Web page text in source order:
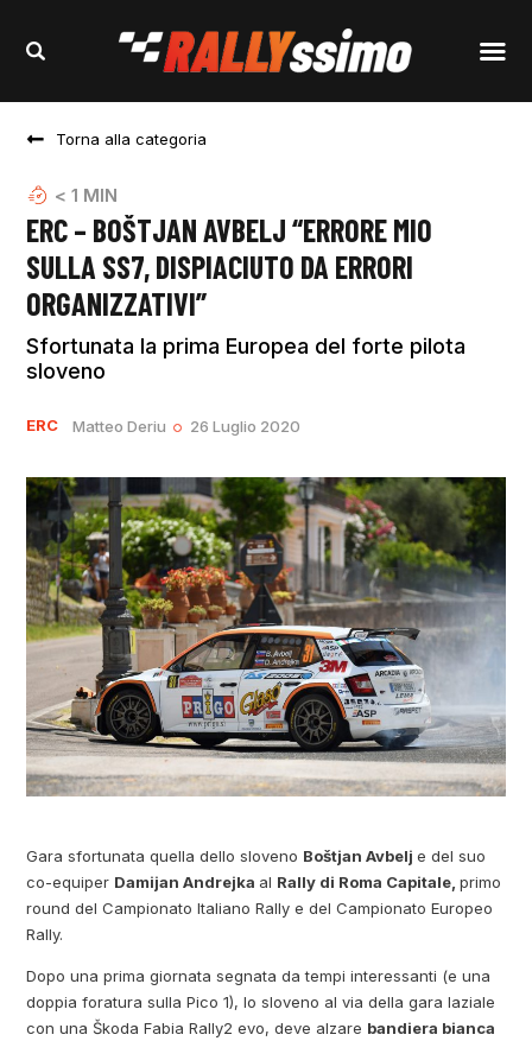
Torna alla categoria
< 1 MIN
ERC – BOŠTJAN AVBELJ “ERRORE MIO
SULLA SS7, DISPIACIUTO DA ERRORI
ORGANIZZATIVI”
Sfortunata la prima Europea del forte pilota
sloveno
ERC Matteo Deriu 26 Luglio 2020
Gara sfortunata quella dello sloveno Boštjan Avbelje del suo
co-equiper Damijan Andrejka al Rally di Roma Capitale,primo
round del Campionato Italiano Rally e del Campionato Europeo
Rally.
Dopo una prima giornata segnata da tempi interessanti (e una
doppia foratura sulla Pico 1), lo sloveno al via della gara laziale
con una Škoda Fabia Rally2 evo, deve alzare bandiera bianca